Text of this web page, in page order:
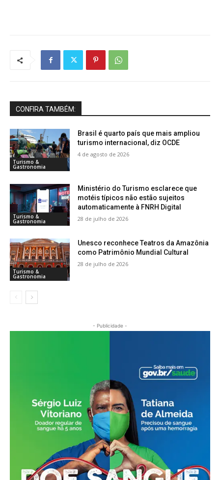
CONFIRA TAMBÉM:
Turismo &
Gastronomia
Brasil é quarto país que mais ampliou
turismo internacional, diz OCDE
4 de agosto de 2026
Turismo &
Gastronomia
Ministério do Turismo esclarece que
motéis típicos não estão sujeitos
automaticamente à FNRH Digital
28 de julho de 2026
Turismo &
Gastronomia
Unesco reconhece Teatros da Amazônia
como Patrimônio Mundial Cultural
28 de julho de 2026
- Publicidade -